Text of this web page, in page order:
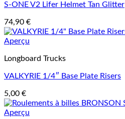
S-ONE V2 Lifer Helmet Tan Glitter
74,90 €
Aperçu
Longboard Trucks
VALKYRIE 1/4″ Base Plate Risers
5,00 €
Aperçu